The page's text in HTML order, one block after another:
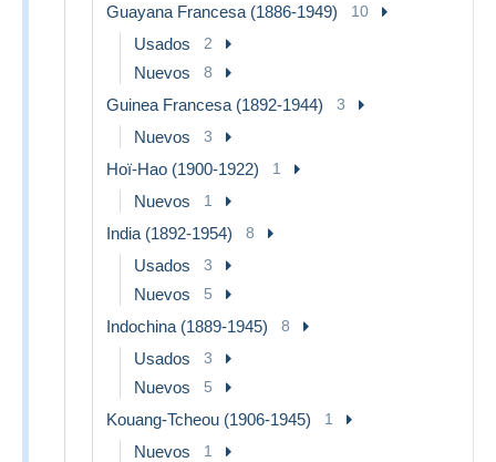
Guayana Francesa (1886-1949) 10
Usados 2
Nuevos 8
Guinea Francesa (1892-1944) 3
Nuevos 3
Hoï-Hao (1900-1922) 1
Nuevos 1
India (1892-1954) 8
Usados 3
Nuevos 5
Indochina (1889-1945) 8
Usados 3
Nuevos 5
Kouang-Tcheou (1906-1945) 1
Nuevos 1